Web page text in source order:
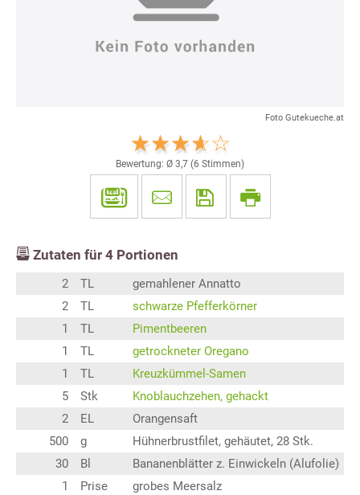
Foto Gutekueche.at
Bewertung: Ø 3,7 (6 Stimmen)
Zutaten für 4 Portionen
2 TL
gemahlener Annatto
2
TL
schwarze Pfefferkörner
1
TL
Pimentbeeren
1
TL
getrockneter Oregano
1
TL
Kreuzkümmel-Samen
5
Stk
Knoblauchzehen, gehackt
2
EL
Orangensaft
500
g
Hühnerbrustfilet, gehäutet, 28 Stk.
30
Bl
Bananenblätter z. Einwickeln (Alufolie)
1
Prise grobes Meersalz